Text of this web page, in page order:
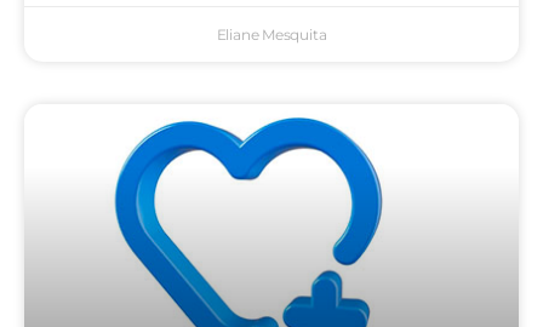
Eliane Mesquita